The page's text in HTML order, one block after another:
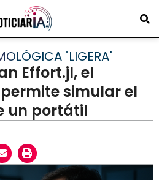
"LIGERA"
Effort.jl, el
simular el
un portátil